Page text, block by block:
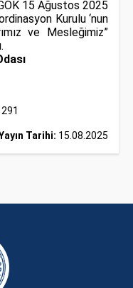
15 Ağustos 2025
Kurulu ‘nun
ve Mesleğimiz”
Tarihi: 15.08.2025